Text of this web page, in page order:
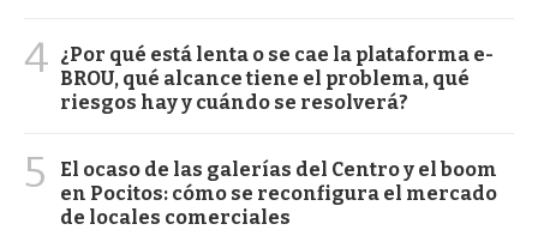
4 ¿Por qué está lenta o se cae la plataforma e-
BROU, qué alcance tiene el problema, qué
riesgos hay y cuándo se resolverá?
5
El ocaso de las galerías del Centro y el boom
en Pocitos: cómo se reconfigura el mercado
de locales comerciales